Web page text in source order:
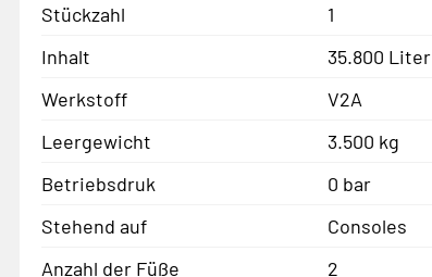
Stückzahl
1
Inhalt
35.800 Liter
Werkstoff
V2A
Leergewicht
3.500 kg
Betriebsdruk
0 bar
Stehend auf
Consoles
Anzahl der Füße
2